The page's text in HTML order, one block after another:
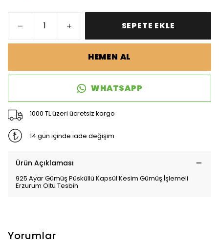
SEPETE EKLE
HEMEN AL
WHATSAPP
1000 TL üzeri ücretsiz kargo
14 gün içinde iade değişim
Ürün Açıklaması
925 Ayar Gümüş Püsküllü Kapsül Kesim Gümüş İşlemeli
Erzurum Oltu Tesbih
Yorumlar